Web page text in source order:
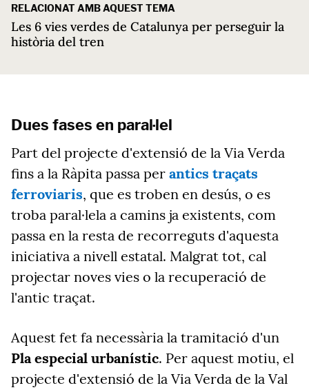
RELACIONAT AMB AQUEST TEMA
Les 6 vies verdes de Catalunya per perseguir la
història del tren
Dues fases en paral·lel
Part del projecte d'extensió de la Via Verda
fins a la Ràpita passa per antics traçats
ferroviaris, que es troben en desús, o es
troba paral·lela a camins ja existents, com
passa en la resta de recorreguts d'aquesta
iniciativa a nivell estatal. Malgrat tot, cal
projectar noves vies o la recuperació de
l'antic traçat.
Aquest fet fa necessària la tramitació d'un
Pla especial urbanístic. Per aquest motiu, el
projecte d'extensió de la Via Verda de la Val